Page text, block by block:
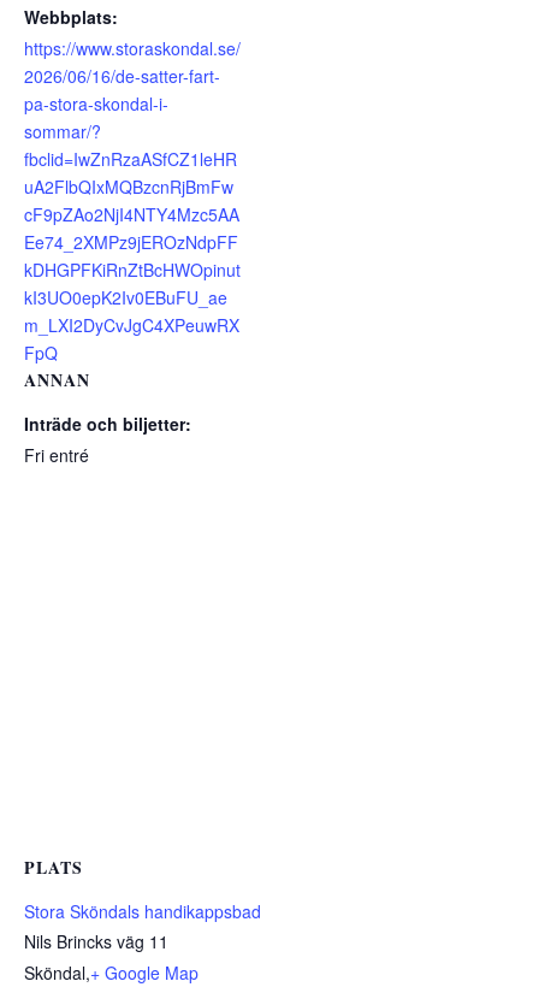
Webbplats:
https://www.storaskondal.se/
2026/06/16/de-satter-fart-
pa-stora-skondal-i-
sommar/?
fbclid=IwZnRzaASfCZ1leHR
uA2FlbQIxMQBzcnRjBmFw
cF9pZAo2NjI4NTY4Mzc5AA
Ee74_2XMPz9jEROzNdpFF
kDHGPFKiRnZtBcHWOpinut
kI3UO0epK2Iv0EBuFU_ae
m_LXI2DyCvJgC4XPeuwRX
FpQ
ANNAN
Inträde och biljetter:
Fri entré
PLATS
Stora Sköndals handikappsbad
Nils Brincks väg 11
Sköndal,+ Google Map